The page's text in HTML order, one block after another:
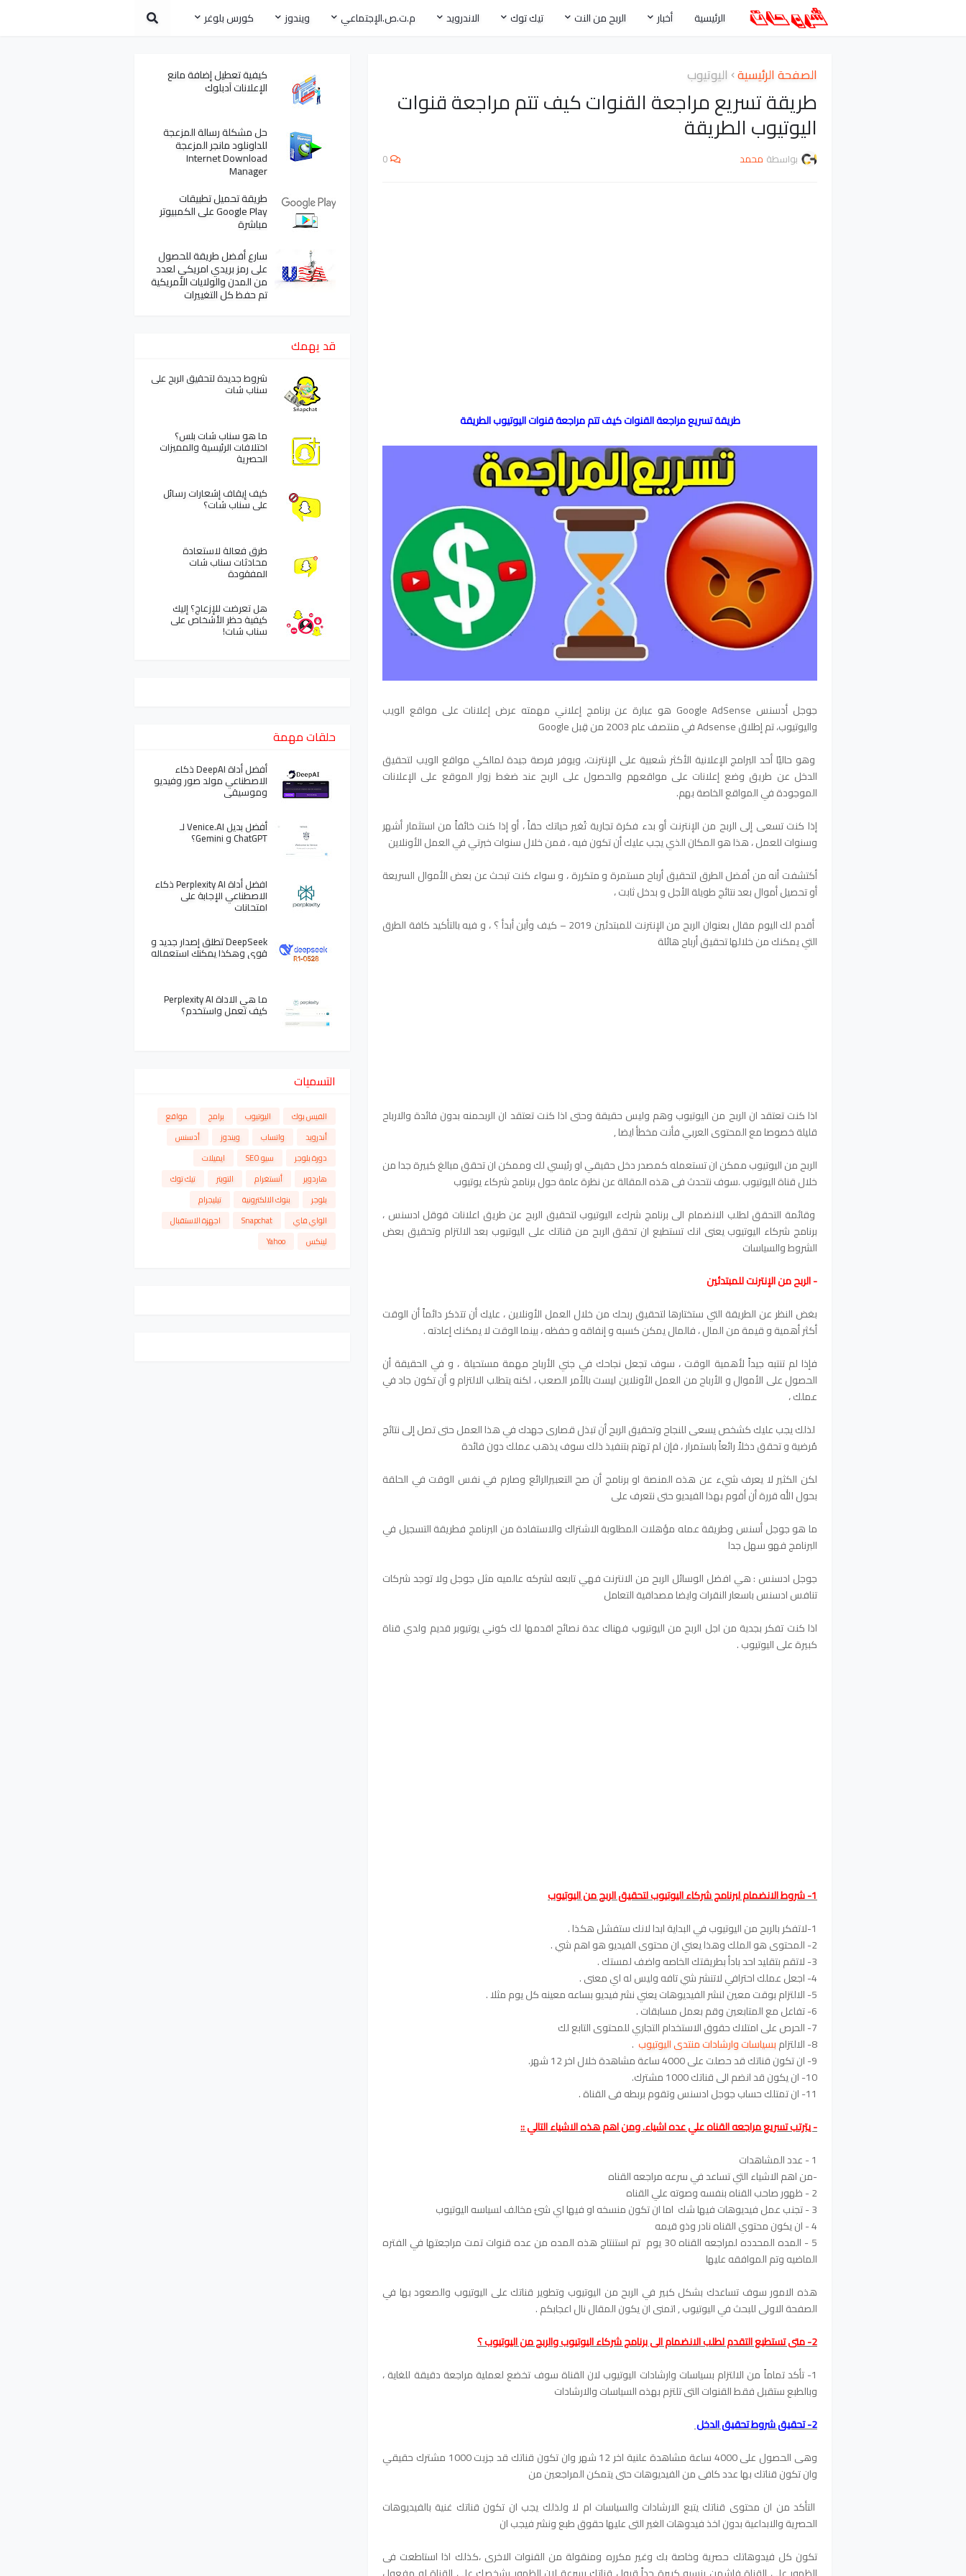
الرئيسية أخبار الربح من النت تيك توك الاندرويد م.ت.ص.الإجتماعي ويندوز كورس بلوغر
الصفحة الرئيسية اليوتيوب
طريقة تسريع مراجعة القنوات كيف تتم مراجعة قنوات
اليوتيوب الطريقة
بواسطة محمد 0
طريقة تسريع مراجعة القنوات كيف تتم مراجعة قنوات اليوتيوب الطريقة
جوجل أدسنس Google AdSense هو عبارة عن برنامج إعلاني مهمته عرض إعلانات على مواقع الويب
واليوتيوب، تم إطلاق Adsense في منتصف عام 2003 من قِبل Google
وهو حاليًا أحد البرامج الإعلانية الأكثر شعبية على الإنترنت، ويوفر فرصة جيدة لمالكي مواقع الويب لتحقيق
الدخل عن طريق وضع إعلانات على مواقعهم والحصول على الربح عند ضغط زوار الموقع على الإعلانات
الموجودة في المواقع الخاصة بهم.
إذا كنت تسعى إلى الربح من الإنترنت أو بدء فكرة تجارية تُغير حياتك حقاً ، أو إذا كنت خائفاً من استثمار أشهر
وسنوات للعمل ، هذا هو المكان الذي يجب عليك أن تكون فيه ، فمن خلال سنوات خبرتي في العمل الأونلاين
أكتشفت أنه من أفضل الطرق لتحقيق أرباح مستمرة و متكررة ، و سواء كنت تبحث عن بعض الأموال السريعة
أو تحصيل أموال بعد نتائج طويلة الأجل و بدخل ثابت ،
أقدم لك اليوم مقال بعنوان الربح من الإنترنت للمبتدئين 2019 – كيف وأين أبدأ ؟ ، و فيه بالتأكيد كافة الطرق
التي يمكنك من خلالها تحقيق أرباح هائلة
اذا كنت تعتقد ان الربح من اليوتيوب وهم وليس حقيقة وحتى اذا كنت تعتقد ان الربحمنه بدون فائدة والارباح
قليلة خصوصا مع المحتوى العربي فأنت مخطأ ايضا ,
الربح من اليوتيوب ممكن ان تستعمله كمصدر دخل حقيقي او رئيسي لك وممكن ان تحقق مبالغ كبيرة جدا من
خلال قناة اليوتيوب .سوف نتحدث فى هذه المقالة عن نظرة عامة حول برنامج شركاء يوتيوب
وقائمة التحقق لطلب الانضمام الى برنامج شركء اليوتيوب لتحقيق الربح عن طريق اعلانات قوقل ادسنس ،
برنامج شركاء اليوتيوب يعنى انك تستطيع ان تحقق الربح من قناتك على اليوتيوب بعد الالتزام وتحقيق بعض
الشروط والسياسات
- الربح من الإنترنت للمبتدئين
بغض النظر عن الطريقة التي ستختارها لتحقيق ربحك من خلال العمل الأونلاين ، عليك أن تتذكر دائماً أن الوقت
أكثر أهمية و قيمة من المال ، فالمال يمكن كسبه و إنفاقه و حفظه ، بينما الوقت لا يمكنك إعادته .
فإذا لم تنتبه جيداً لأهمية الوقت ، سوف تجعل نجاحك في جني الأرباح مهمة مستحيلة ، و في الحقيقة أن
الحصول على الأموال و الأرباح من العمل الأونلاين ليست بالأمر الصعب ، لكنه يتطلب الالتزام و أن تكون جاد في
عملك ،
لذلك يجب عليك كشخص يسعى للنجاح وتحقيق الربح أن تبذل قصارى جهدك في هذا العمل حتى تصل إلى نتائج
مُرضية و تحقق دخلاً رائعاً باستمرار ، فإن لم تهتم بتنفيذ ذلك سوف يذهب عملك دون فائدة
لكن الكثير لا يعرف شيء عن هذه المنصة او برنامج أن صح التعبيرالرائع وصارم في نفس الوقت في الحلقة
بحول الله قررة أن أقوم بهذا الفيديو حتى نتعرف على
ما هو جوجل أسنس وطريقة عمله مؤهلات المطلوبة الاشتراك والاستفادة من البرنامج فطريقة التسجيل في
البرنامج فهو سهل جدا
جوجل ادسنس : هي افضل الوسائل الربح من الانترنت فهي تابعه لشركه عالميه مثل جوجل ولا توجد شركات
تنافس ادسنس باسعار النقرات وايضا مصداقية التعامل
اذا كنت تفكر بجدية من اجل الربح من اليوتيوب فهناك عدة نصائح اقدمها لك كوني يوتيوبر قديم ولدي قناة
كبيرة على اليوتيوب .
1- شروط الانضمام لبرنامج شركاء اليوتيوب لتحقيق الربح من اليوتيوب
1-لاتفكر بالربح من اليوتيوب في البداية ابدا لانك ستفشل هكذا .
2- المحتوى هو الملك وهذا يعني ان محتوى الفيديو هو اهم شي .
3- لاتقم بتقليد احد بادأ بطريقتك الخاصه واضف لمستك .
4- اجعل عملك احترافي لاتنشر شي تافه وليس له اي معنى .
5- الالتزام بوقت معين لنشر الفيديوهات يعني نشر فيديو بساعه معينه كل يوم مثلا .
6- تفاعل مع المتابعين وقم بعمل مسابقات .
7- الحرص على امتلاك حقوق الاستخدام التجاري للمحتوى التابع لك
8- الالتزام
بسياسات وارشادات منتدى اليوتيوب .
9- ان تكون قناتك قد حصلت على 4000 ساعة مشاهدة خلال اخر 12 شهر.
10- ان يكون قد انضم الى قناتك 1000 مشترك.
11- ان تمتلك حساب جوجل ادسنس وتقوم بربطه فى القناة .
- يترتب تسريع مراجعه القناه علي عده اشياء. ومن اهم هذه الاشياء التالي ::
1 - عدد المشاهدات
-من اهم الاشياء التي تساعد في سرعه مراجعه القناه
2 - ظهور صاحب القناه بنفسه وصوته علي القناه
3 - تجنب عمل فيديوهات فيها شك اما ان تكون منسخه او فيها اي شئ مخالف لسياسه اليوتيوب
4 - ان يكون محتوي القناه نادر وذو قيمه
5 - المده المحدده لمراجعه القناه 30 يوم تم استنتاج هذه المده من عده قنوات تمت مراجعتها في الفتره
الماضيه وتم الموافقه عليها
هذه الامور سوف تساعدك بشكل كبير في الربح من اليوتيوب وتطوير قناتك على اليوتيوب والصعود بها في
الصفحة الاولى للبحث في اليوتيوب , اتمنى ان يكون المقال نال اعجابكم .
2- متى تستطيع التقدم لطلب الانضمام الى برنامج شركاء اليوتيوب والربح من اليوتيوب ؟
1- تأكد تماماً من الالتزام بسياسات وارشادات اليوتيوب لان القناة سوف تخضع لعملية مراجعة دقيقة للغاية ،
وبالطبع ستقبل فقط القنوات التى تلتزم بهذه السياسات والارشادات
2- تحقيق شروط تحقيق الدخل
وهى الحصول على 4000 ساعة مشاهدة علنية اخر 12 شهر وان تكون قناتك قد جزبت 1000 مشترك حقيقي
وان تكون قناتك بها عدد كافى من الفيديوهات حتى يتمكن المراجعين من
التأكد من ان محتوى قناتك يتبع الارشادات والسياسات ام لا ولذلك يجب ان تكون قناتك غنية بالفيديوهات
الحصرية والابداعية بدون اخذ فيدوهات الغير التى عليها حقوق طبع ونشر فيجب ان
تكون كل فيدوهاتك حصرية وخاصة بك وغير مكرره ومنقولة من القنوات الاخرى ،كذلك اذا استاطعت فى
كيفية تعطيل إضافة مانع
الإعلانات آدبلوك
حل مشكلة رسالة المزعجة
للداونلود مانجر المزعجة
Internet Download
Manager
طريقة تحميل تطبيقات
Google Play على الكمبيوتر
مباشرة
سارع أفضل طريقة للحصول
على رمز بريدي امريكي لعدد
من المدن والولايات الأمريكية
تم حفظ كل التغييرات
قد يهمك
شروط جديدة لتحقيق الربح على
سناب شات
ما هو سناب شات بلس؟
اختلافات الرئيسية والمميزات
الحصرية
كيف إيقاف إشعارات رسائل
على سناب شات؟
طرق فعالة لاستعادة
محادثات سناب شات
المفقودة
هل تعرضت للإزعاج؟ إليك
كيفية حظر الأشخاص على
سناب شات!
حلقات مهمة
أفضل أداة DeepAI ذكاء
الاصطناعي مولد صور وفيديو
وموسيقى
أفضل بديل Venice.AI لـ
ChatGPT و Gemini؟
افضل أداة Perplexity AI ذكاء
الاصطناعي الإجابة على
امتحانات
DeepSeek تطلق إصدار جديد و
قوي وهكذا يمكنك استعماله
ما هي الاداة Perplexity AI
كيف تعمل واستخدم؟
التسميات
الفيس بوك اليوتيوب برامج
مواقع
أندرويد
واتساب ويندوز
أدسنس
دورة بلوجر
سيو SEO
ايميلات
هاردوير
أنستغرام التويتر
تيك توك
بلوجر
بنوك الالكترونية
تيليجرام
الواي فاي
Snapchat
اجهزة الاستقبال
لينكس
Yahoo